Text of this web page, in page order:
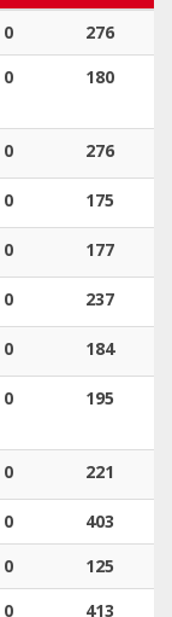
0 276
0 180
0
276
0
175
0
177
0
237
0 184
0 195
0 221
0
403
0
125
0
413